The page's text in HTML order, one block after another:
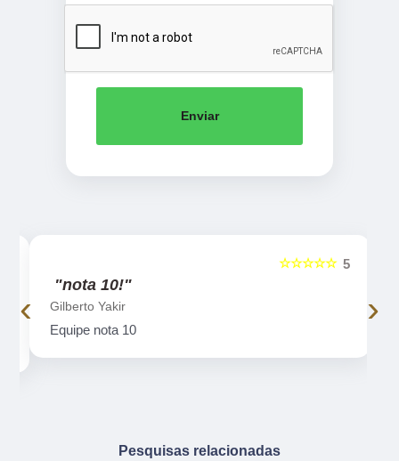
Enviar
5
☆☆☆☆☆
"Ótima qualidade!"
Laercio Viegas
Uma empresa séria e com um excelente
qualidade
‹ ›